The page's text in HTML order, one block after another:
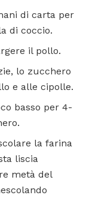
di carta per
di coccio.
il pollo.
lo zucchero
e alle cipolle.
basso per 4-
la farina
liscia
metà del